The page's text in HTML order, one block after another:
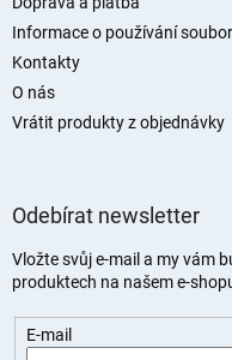
Informace o používání
Kontakty
O nás
Vrátit produkty z objednávky
Odebírat newsletter
Vložte svůj e-mail a my vám
produktech na našem e-
E-mail